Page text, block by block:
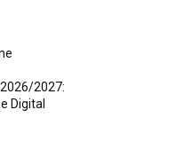
2027:
Digital